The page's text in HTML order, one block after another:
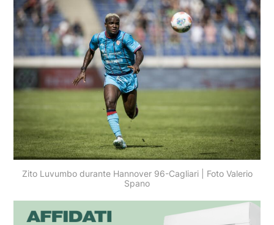
Zito Luvumbo durante Hannover 96-Cagliari | Foto Valerio
Spano